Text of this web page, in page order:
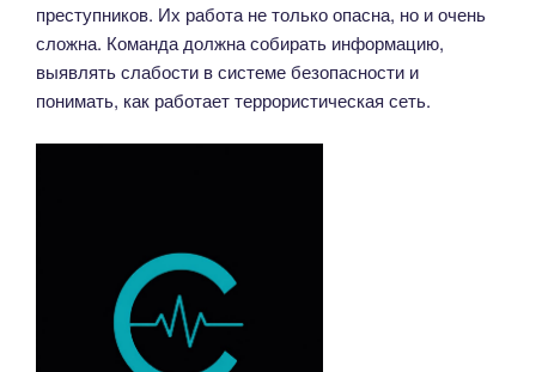
преступников. Их работа не только опасна, но и очень
сложна. Команда должна собирать информацию,
выявлять слабости в системе безопасности и
понимать, как работает террористическая сеть.